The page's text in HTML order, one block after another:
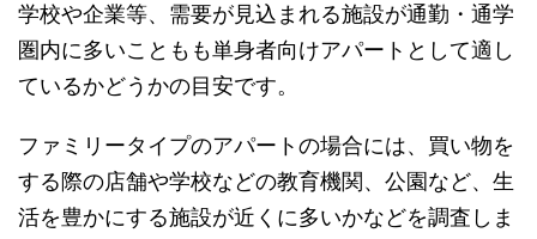
学校や企業等、需要が見込まれる施設が通勤・通学
圏内に多いこともも単身者向けアパートとして適し
ているかどうかの目安です。
ファミリータイプのアパートの場合には、買い物を
する際の店舗や学校などの教育機関、公園など、生
活を豊かにする施設が近くに多いかなどを調査しま